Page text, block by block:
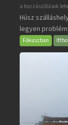
BalatonBIKE365
bejegyzéshez
a hozzászólások
Húsz
legyen
Fókuszban